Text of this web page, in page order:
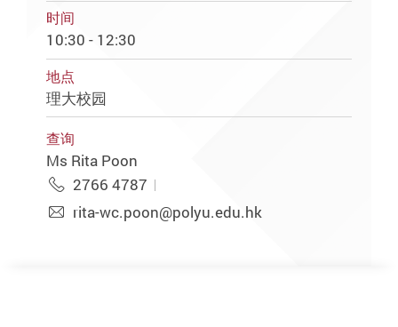
时间
10:30 - 12:30
地点
理大校园
查询
Ms Rita Poon
2766 4787
rita-wc.poon@polyu.edu.hk